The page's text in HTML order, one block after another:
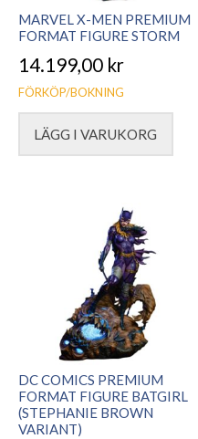
MARVEL X-MEN PREMIUM
FORMAT FIGURE STORM
14.199,00 kr
FÖRKÖP/BOKNING
LÄGG I VARUKORG
DC COMICS PREMIUM
FORMAT FIGURE BATGIRL
(STEPHANIE BROWN
VARIANT)